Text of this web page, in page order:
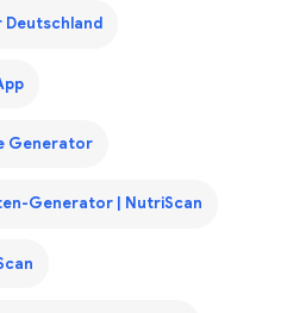
Deutschland
Generator
Generator | NutriScan